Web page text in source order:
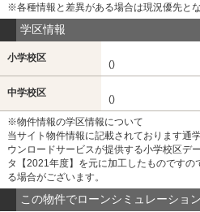
※各種情報と差異がある場合は現況優先と
学区情報
小学校区
()
中学校区
()
※物件情報の学区情報について
当サイト物件情報に記載されております通
ウンロードサービスが提供する小学校区デ
タ【2021年度】を元に加工したものですの
る場合がございます。
この物件でローンシミュレーショ